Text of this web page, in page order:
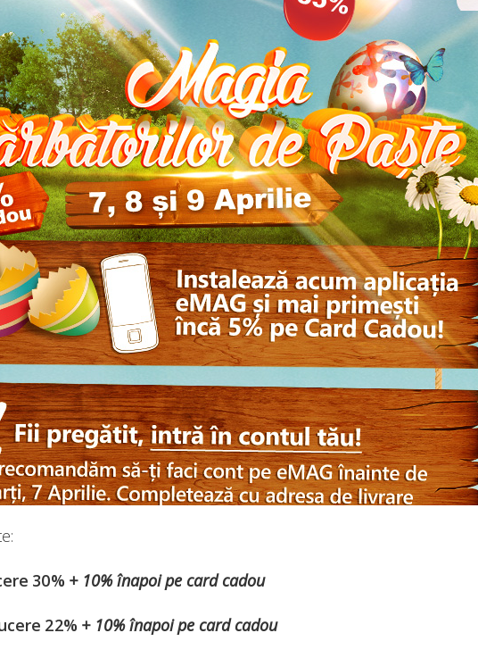
30% + 10% înapoi pe card cadou
22% + 10% înapoi pe card cadou